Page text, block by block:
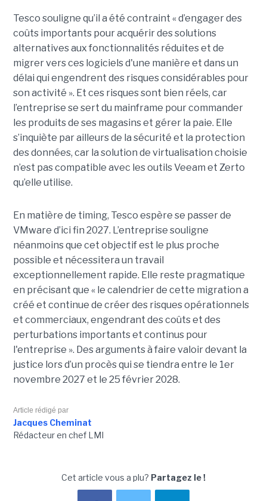
Tesco souligne qu’il a été contraint « d’engager des
coûts importants pour acquérir des solutions
alternatives aux fonctionnalités réduites et de
migrer vers ces logiciels d'une manière et dans un
délai qui engendrent des risques considérables pour
son activité ». Et ces risques sont bien réels, car
l’entreprise se sert du mainframe pour commander
les produits de ses magasins et gérer la paie. Elle
s’inquiète par ailleurs de la sécurité et la protection
des données, car la solution de virtualisation choisie
n’est pas compatible avec les outils Veeam et Zerto
qu’elle utilise.
En matière de timing, Tesco espère se passer de
VMware d’ici fin 2027. L’entreprise souligne
néanmoins que cet objectif est le plus proche
possible et nécessitera un travail
exceptionnellement rapide. Elle reste pragmatique
en précisant que « le calendrier de cette migration a
créé et continue de créer des risques opérationnels
et commerciaux, engendrant des coûts et des
perturbations importants et continus pour
l'entreprise ». Des arguments à faire valoir devant la
justice lors d’un procès qui se tiendra entre le 1er
novembre 2027 et le 25 février 2028.
Article rédigé par
Jacques Cheminat
Rédacteur en chef LMI
Cet article vous a plu? Partagez le !